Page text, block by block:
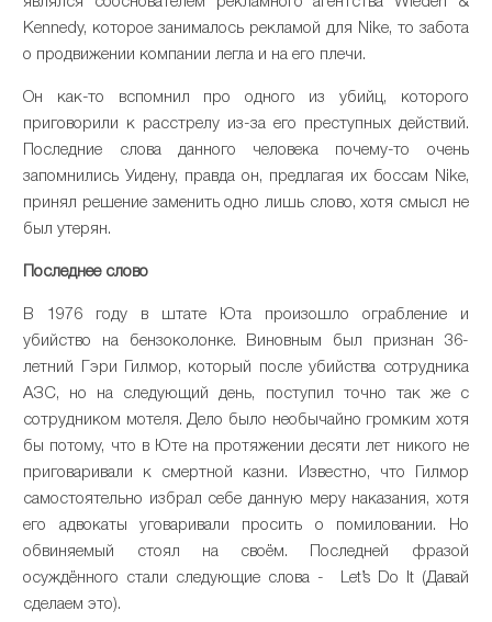
Kennedy, которое занималось рекламой для Nike, то забота
о продвижении компании легла и на его плечи.
Он как-то вспомнил про одного из убийц, которого
приговорили к расстрелу из-за его преступных действий.
Последние слова данного человека почему-то очень
запомнились Уидену, правда он, предлагая их боссам Nike,
принял решение заменить одно лишь слово, хотя смысл не
был утерян.
Последнее слово
В 1976 году в штате Юта произошло ограбление и
убийство на бензоколонке. Виновным был признан 36-
летний Гэри Гилмор, который после убийства сотрудника
АЗС, но на следующий день, поступил точно так же с
сотрудником мотеля. Дело было необычайно громким хотя
бы потому, что в Юте на протяжении десяти лет никого не
приговаривали к смертной казни. Известно, что Гилмор
самостоятельно избрал себе данную меру наказания, хотя
его адвокаты уговаривали просить о помиловании. Но
обвиняемый стоял на своём. Последней фразой
осуждённого стали следующие слова - Let’s Do It (Давай
сделаем это).